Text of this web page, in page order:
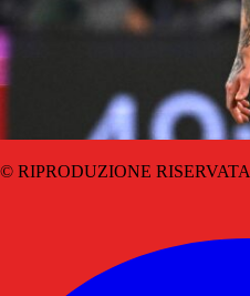
© RIPRODUZIONE RISERVATA